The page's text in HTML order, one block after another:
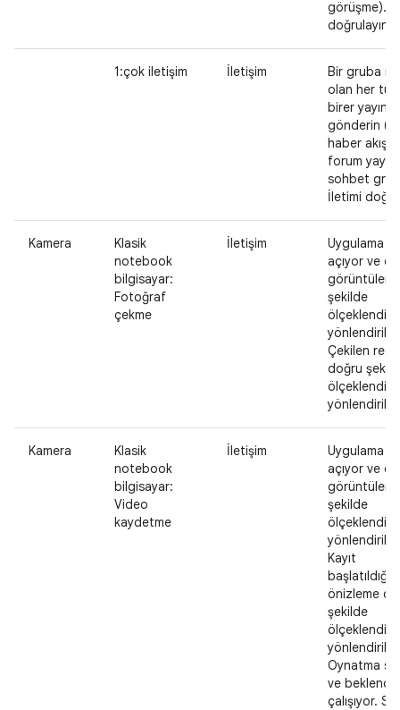
görüşme).
doğrulayın.
1:çok iletişim İletişim
Bir gruba
olan her
birer yayın
gönderin
haber akışı
forum
sohbet
İletimi
Kamera
Klasik
notebook
bilgisayar:
Fotoğraf
çekme
İletişim
Uygulama
açıyor ve
görüntüleri
şekilde
Çekilen
doğru
yönlendirilir.
Kamera
Klasik
notebook
bilgisayar:
Video
kaydetme
İletişim
Uygulama
açıyor ve
görüntüleri
şekilde
Kayıt
önizleme
şekilde
yönlendirilir.
Oynatma
ve
çalışıyor.